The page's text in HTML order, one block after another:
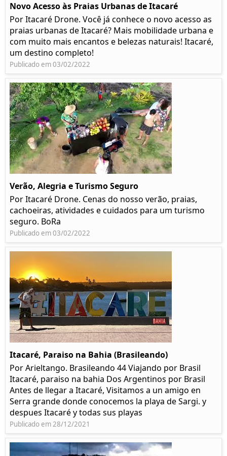
Novo Acesso às Praias Urbanas de Itacaré
Por Itacaré Drone. Você já conhece o novo acesso as
praias urbanas de Itacaré? Mais mobilidade urbana e
com muito mais encantos e belezas naturais! Itacaré,
um destino completo!
Publicado em 03/02/2022
Verão, Alegria e Turismo Seguro
Por Itacaré Drone. Cenas do nosso verão, praias,
cachoeiras, atividades e cuidados para um turismo
seguro. BoRa
Publicado em 03/02/2022
Itacaré, Paraiso na Bahia (Brasileando)
Por Arieltango. Brasileando 44 Viajando por Brasil
Itacaré, paraiso na bahia Dos Argentinos por Brasil
Antes de llegar a Itacaré, Visitamos a un amigo en
Serra grande donde conocemos la playa de Sargi. y
despues Itacaré y todas sus playas
Publicado em 28/12/2021